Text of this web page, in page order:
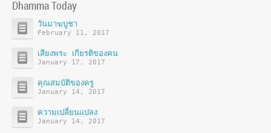
Dhamma Today
วันมาฆบูชา
February 11, 2017
เสียงพระ เกียรติของคน
January 17, 2017
คุณสมบัติของครู
January 14, 2017
ความเปลี่ยนแปลง
January 14, 2017